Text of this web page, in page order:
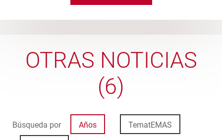
OTRAS NOTICIAS
(6)
Búsqueda por Años TematEMAS